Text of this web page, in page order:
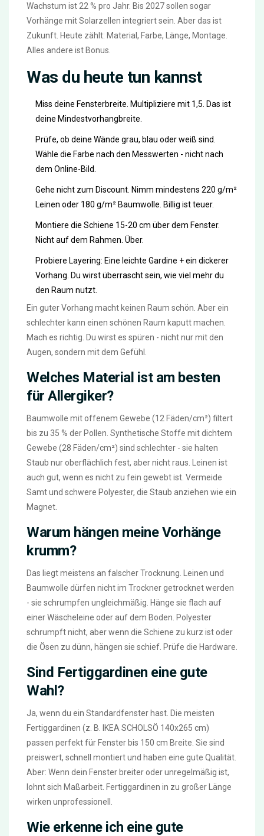
Wachstum ist 22 % pro Jahr. Bis 2027 sollen sogar
Vorhänge mit Solarzellen integriert sein. Aber das ist
Zukunft. Heute zählt: Material, Farbe, Länge, Montage.
Alles andere ist Bonus.
Was du heute tun kannst
Miss deine Fensterbreite. Multipliziere mit 1,5. Das ist
deine Mindestvorhangbreite.
Prüfe, ob deine Wände grau, blau oder weiß sind.
Wähle die Farbe nach den Messwerten - nicht nach
dem Online-Bild.
Gehe nicht zum Discount. Nimm mindestens 220 g/m²
Leinen oder 180 g/m² Baumwolle. Billig ist teuer.
Montiere die Schiene 15-20 cm über dem Fenster.
Nicht auf dem Rahmen. Über.
Probiere Layering: Eine leichte Gardine + ein dickerer
Vorhang. Du wirst überrascht sein, wie viel mehr du
den Raum nutzt.
Ein guter Vorhang macht keinen Raum schön. Aber ein
schlechter kann einen schönen Raum kaputt machen.
Mach es richtig. Du wirst es spüren - nicht nur mit den
Augen, sondern mit dem Gefühl.
Welches Material ist am besten
für Allergiker?
Baumwolle mit offenem Gewebe (12 Fäden/cm²) filtert
bis zu 35 % der Pollen. Synthetische Stoffe mit dichtem
Gewebe (28 Fäden/cm²) sind schlechter - sie halten
Staub nur oberflächlich fest, aber nicht raus. Leinen ist
auch gut, wenn es nicht zu fein gewebt ist. Vermeide
Samt und schwere Polyester, die Staub anziehen wie ein
Magnet.
Warum hängen meine Vorhänge
krumm?
Das liegt meistens an falscher Trocknung. Leinen und
Baumwolle dürfen nicht im Trockner getrocknet werden
- sie schrumpfen ungleichmäßig. Hänge sie flach auf
einer Wäscheleine oder auf dem Boden. Polyester
schrumpft nicht, aber wenn die Schiene zu kurz ist oder
die Ösen zu dünn, hängen sie schief. Prüfe die Hardware.
Sind Fertiggardinen eine gute
Wahl?
Ja, wenn du ein Standardfenster hast. Die meisten
Fertiggardinen (z. B. IKEA SCHOLSÖ 140x265 cm)
passen perfekt für Fenster bis 150 cm Breite. Sie sind
preiswert, schnell montiert und haben eine gute Qualität.
Aber: Wenn dein Fenster breiter oder unregelmäßig ist,
lohnt sich Maßarbeit. Fertiggardinen in zu großer Länge
wirken unprofessionell.
Wie erkenne ich eine gute